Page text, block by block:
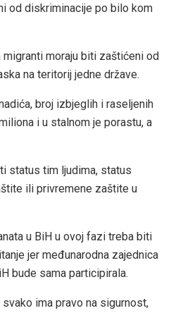
od diskriminacije po bilo kom
moraju biti zaštićeni od
na teritorij jedne države.
broj izbjeglih i raseljenih
i u stalnom je porastu, a
status tim ljudima, status
ili privremene zaštite u
u BiH u ovoj fazi treba biti
jer međunarodna zajednica
bude sama participirala.
ima pravo na sigurnost,